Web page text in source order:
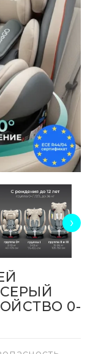
›
СЕРЫЙ
0-